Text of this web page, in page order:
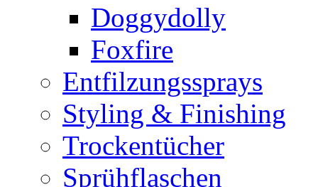
Doggydolly
Foxfire
Entfilzungssprays
Styling & Finishing
Trockentücher
Sprühflaschen